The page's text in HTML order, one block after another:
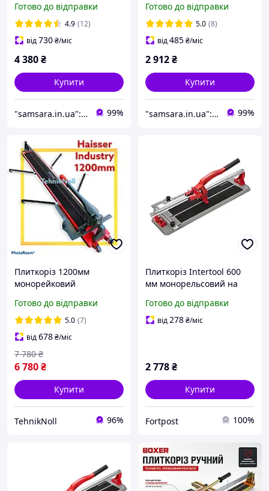
різання плитки Верстат
для кахельної плитки
Готово до відправки
4.9 (12)
від730₴/міс
4 380₴
Купити
"samsara.in.ua": Інтернет-магазин інструментів, садової та побутової техніки 99%
плиткоріз Ручний
плиткоріз по
керамограніту
Готово до відправки
5.0 (8)
від485₴/міс
2 912₴
Купити
"samsara.in.ua": Інтернет-магазин інструментів, садової та побутової техніки 99%
Плиткоріз 1200мм
монорейковий
Industry ручний
плиткоріз на
підшипниках
Готово до відправки
5.0 (7)
від678₴/міс
6 780₴
7 780 ₴
Купити
TehnikNoll 96%
Плиткоріз Intertool 600
мм монорельсовий на
Готово до відправки
від278₴/міс
2 778₴
Купити
Fortpost 100%